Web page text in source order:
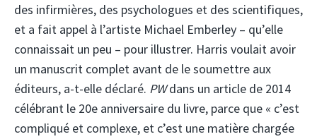
des infirmières, des psychologues et des scientifiques,
et a fait appel à l’artiste Michael Emberley – qu’elle
connaissait un peu – pour illustrer. Harris voulait avoir
un manuscrit complet avant de le soumettre aux
éditeurs, a-t-elle déclaré. PWdans un article de 2014
célébrant le 20e anniversaire du livre, parce que « c’est
compliqué et complexe, et c’est une matière chargée